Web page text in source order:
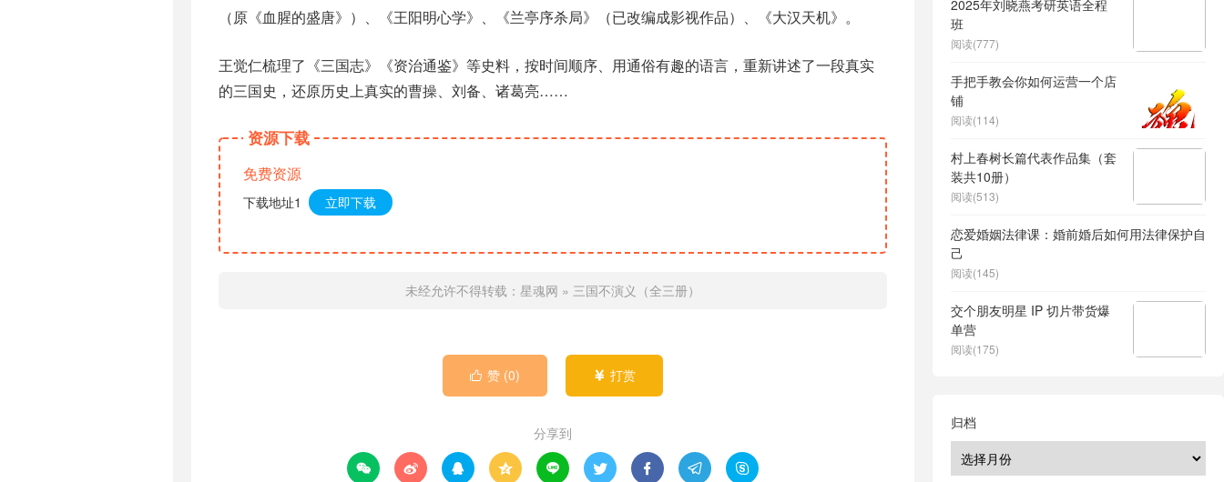
（原《血腥的盛唐》）、《王阳明心学》、《兰亭序杀局》（已改编成影视作品）、《大汉天机》。
王觉仁梳理了《三国志》《资治通鉴》等史料，按时间顺序、用通俗有趣的语言，重新讲述了一段真实
的三国史，还原历史上真实的曹操、刘备、诸葛亮……
资源下载
免费资源
下载地址1 立即下载
未经允许不得转载： 星魂网 » 三国不演义（全三册）
 赞 (0)  打赏
分享到
        
2025年刘晓燕考研英语全程
班
阅读(777)
手把手教会你如何运营一个店
铺
阅读(114)
村上春树长篇代表作品集（套
装共10册）
阅读(513)
恋爱婚姻法律课：婚前婚后如何用法律保护自
己
阅读(145)
交个朋友明星 IP 切片带货爆
单营
阅读(175)
归档